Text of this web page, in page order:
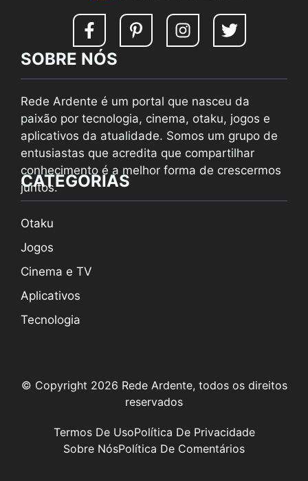
SOBRE NÓS
Rede Ardente é um portal que nasceu da
paixão por tecnologia, cinema, otaku, jogos e
aplicativos da atualidade. Somos um grupo de
entusiastas que acredita que compartilhar
conhecimento é a melhor forma de crescermos
juntos.
CATEGORIAS
Otaku
Jogos
Cinema e TV
Aplicativos
Tecnologia
© Copyright 2026 Rede Ardente, todos os direitos
reservados
Política De Privacidade
Termos De Uso
Política De Comentários
Sobre Nós